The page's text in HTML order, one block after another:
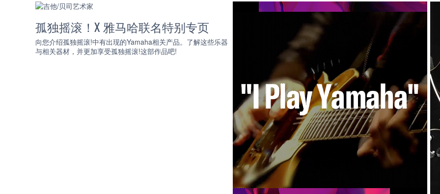
孤独摇滚！X 雅马哈联名特别专页
向您介绍孤独摇滚!中有出现的Yamaha相关产品。了解这些乐器
与相关器材，并更加享受孤独摇滚!这部作品吧!